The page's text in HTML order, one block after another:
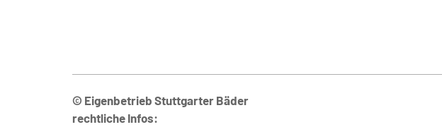
© Eigenbetrieb Stuttgarter Bäder
rechtliche Infos: